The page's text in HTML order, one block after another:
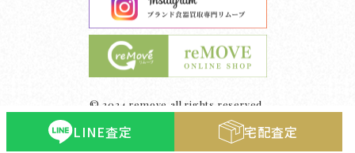
LINE査定 宅配査定
© 2024 remove all rights reserved.